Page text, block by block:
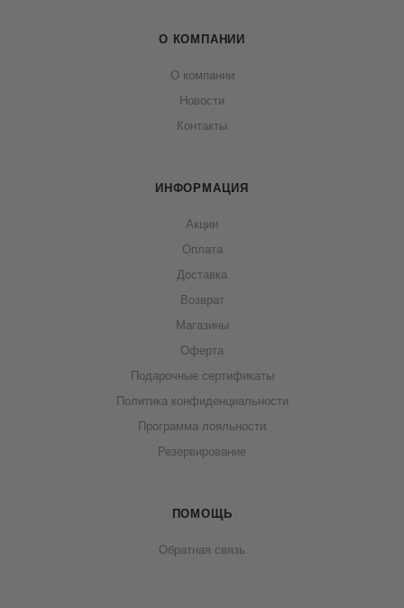
О КОМПАНИИ
О компании
Новости
Контакты
ИНФОРМАЦИЯ
Акции
Оплата
Доставка
Возврат
Магазины
Оферта
Подарочные сертификаты
Политика конфиденциальности
Программа лояльности
Резервирование
ПОМОЩЬ
Обратная связь